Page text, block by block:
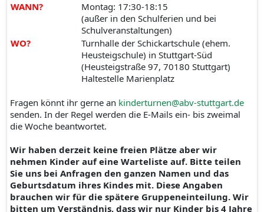
WANN?
Montag: 17:30-18:15
(außer in den Schulferien und bei
Schulveranstaltungen)
WO?
Turnhalle der Schickartschule (ehem.
Heusteigschule) in Stuttgart-Süd
(Heusteigstraße 97, 70180 Stuttgart)
Haltestelle Marienplatz
Fragen könnt ihr gerne an kinderturnen@abv-stuttgart.de
senden. In der Regel werden die E-Mails ein- bis zweimal
die Woche beantwortet.
Wir haben derzeit keine freien Plätze aber wir
nehmen Kinder auf eine Warteliste auf. Bitte teilen
Sie uns bei Anfragen den ganzen Namen und das
Geburtsdatum ihres Kindes mit. Diese Angaben
brauchen wir für die spätere Gruppeneinteilung. Wir
bitten um Verständnis, dass wir nur Kinder bis 4 Jahre